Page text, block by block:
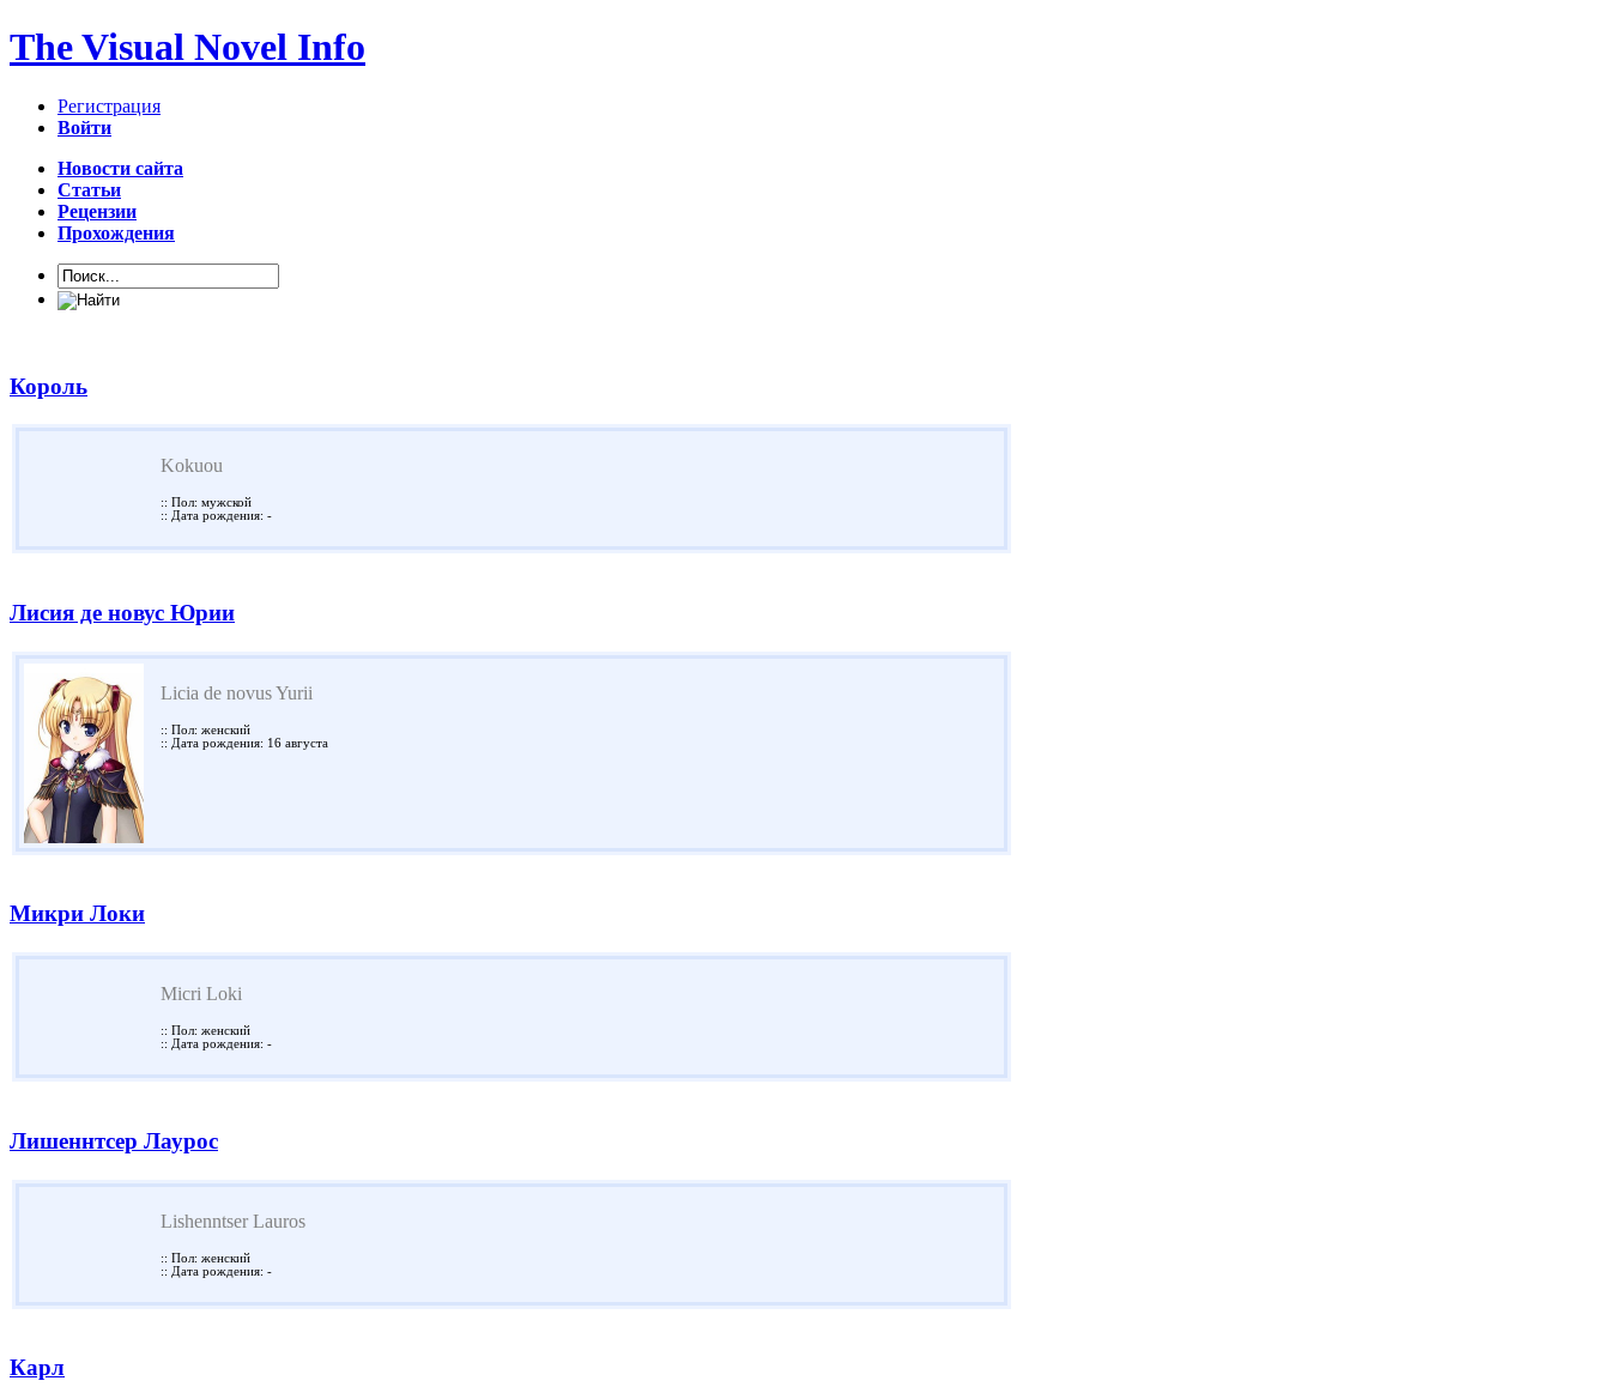
The Visual Novel Info
Регистрация
Войти
Новости сайта
Статьи
Рецензии
Прохождения
Король
Kokuou
:: Пол: мужской
:: Дата рождения: -
Лисия де новус Юрии
Licia de novus Yurii
:: Пол: женский
:: Дата рождения: 16 августа
Микри Локи
Micri Loki
:: Пол: женский
:: Дата рождения: -
Лишеннтсер Лаурос
Lishenntser Lauros
:: Пол: женский
:: Дата рождения: -
Карл